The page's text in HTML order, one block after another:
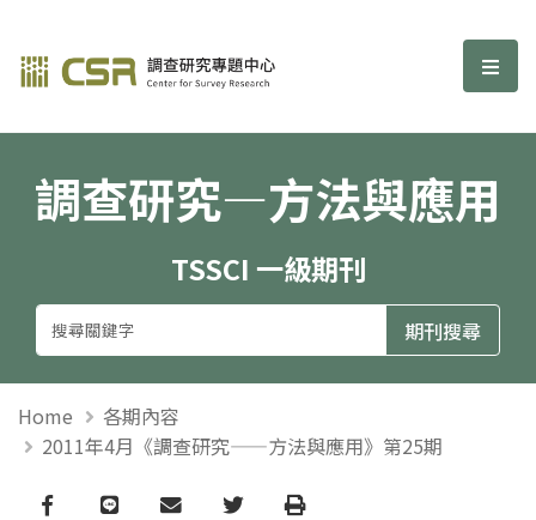
調查研究—方法與應用期刊 選
調查研究—方法與應用
TSSCI 一級期刊
Home
各期內容
2011年4月《調查研究——方法與應用》第25期
Facebook
line email TwitterPrint